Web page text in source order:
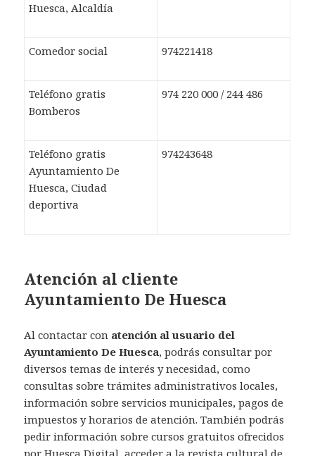
Huesca, Alcaldía
Comedor social 974221418
Teléfono gratis
Bomberos
974 220 000 / 244 486
Teléfono gratis
Ayuntamiento De
Huesca, Ciudad
deportiva
974243648
Atención al cliente
Ayuntamiento De Huesca
Al contactar con atención al usuario del
Ayuntamiento De Huesca, podrás consultar por
diversos temas de interés y necesidad, como
consultas sobre trámites administrativos locales,
información sobre servicios municipales, pagos de
impuestos y horarios de atención. También podrás
pedir información sobre cursos gratuitos ofrecidos